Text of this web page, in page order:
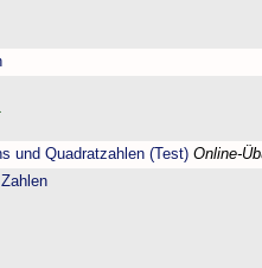
und Quadratzahlen (Test) Online-